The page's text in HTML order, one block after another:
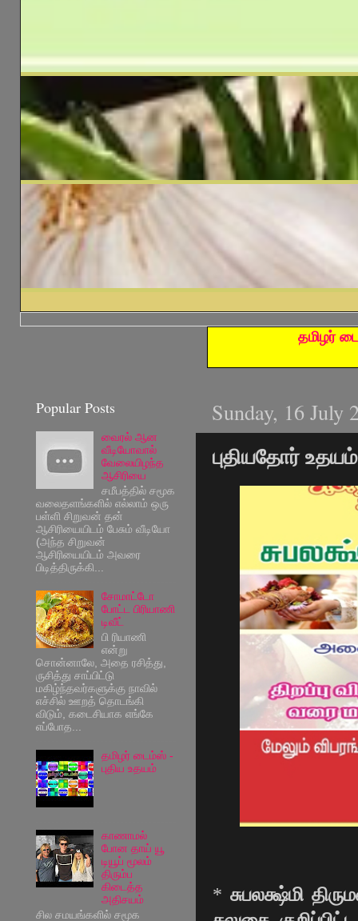
தமிழர்
Sunday, 16 July
புதியதோர்
* சுபலக்ஷ்மி
Popular Posts
வைரல் ஆன
வீடியோவால்
வேலையிழந்த
ஆசிரியை
சமீபத்தில் சமூக
வலைதளங்களில் எல்லாம் ஒரு
பள்ளி சிறுவன் தன்
ஆசிரியையிடம் பேசும் வீடியோ
(அந்த சிறுவன்
ஆசிரியையிடம் அவரை
பிடித்திருக்கி...
சோமாட்டோ
போட்ட பிரியாணி
டிவீட்
பி ரியாணி
என்று
சொன்னாலே, அதை ரசித்து,
ருசித்து சாப்பிட்டு
மகிழ்ந்தவர்களுக்கு நாவில்
எச்சில் ஊறத் தொடங்கி
விடும், கடைசியாக எங்கே
எப்போத...
தமிழர் டைம்ஸ் -
புதிய உதயம்
காணாமல்
போன தாய் யூ
டியூப் மூலம்
திரும்ப
கிடைத்த
அதிசயம்
சில சமயங்களில் சமூக